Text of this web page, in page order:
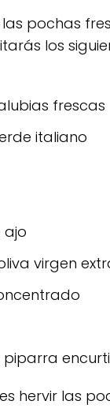
pochas
los
frescas
italiano
ajo
virgen
piparra
hervir las